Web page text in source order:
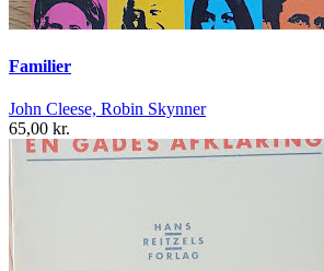
Familier
John Cleese, Robin Skynner
65,00 kr.